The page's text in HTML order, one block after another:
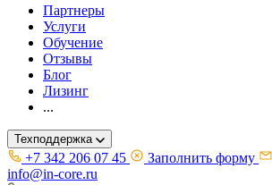
Партнеры
Услуги
Обучение
Отзывы
Блог
Лизинг
...
Техподдержка
+7 342 206 07 45 Заполнить форму
info@in-core.ru